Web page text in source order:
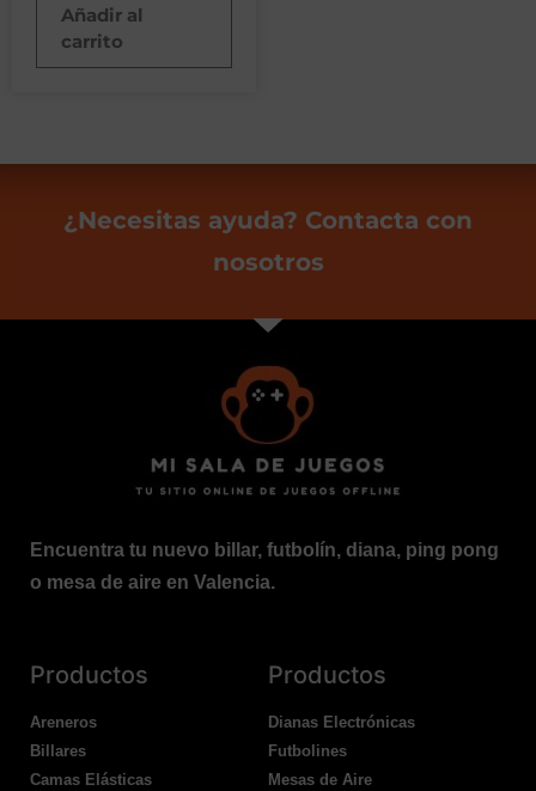
Añadir al
carrito
¿Necesitas ayuda? Contacta con
nosotros
Encuentra tu nuevo billar, futbolín, diana, ping pong
o mesa de aire en Valencia.
Productos
Areneros
Billares
Camas Elásticas
Productos
Dianas Electrónicas
Futbolines
Mesas de Aire